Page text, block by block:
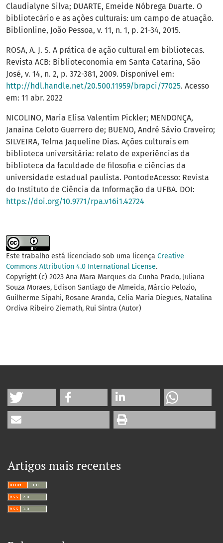
Claudialyne Silva; DUARTE, Emeide Nóbrega Duarte. O
bibliotecário e as ações culturais: um campo de atuação.
Biblionline, João Pessoa, v. 11, n. 1, p. 21-34, 2015.
ROSA, A. J. S. A prática de ação cultural em bibliotecas.
Revista ACB: Biblioteconomia em Santa Catarina, São
José, v. 14, n. 2, p. 372-381, 2009. Disponível em:
http://hdl.handle.net/20.500.11959/brapci/77025. Acesso
em: 11 abr. 2022
NICOLINO, Maria Elisa Valentim Pickler; MENDONÇA,
Janaina Celoto Guerrero de; BUENO, André Sávio Craveiro;
SILVEIRA, Telma Jaqueline Dias. Ações culturais em
biblioteca universitária: relato de experiências da
biblioteca da faculdade de filosofia e ciências da
universidade estadual paulista. PontodeAcesso: Revista
do Instituto de Ciência da Informação da UFBA. DOI:
https://doi.org/10.9771/rpa.v16i1.42724
Este trabalho está licenciado sob uma licença Creative
Commons Attribution 4.0 International License.
Copyright (c) 2023 Ana Mara Marques da Cunha Prado, Juliana
Souza Moraes, Edison Santiago de Almeida, Márcio Pelozio,
Guilherme Sipahi, Rosane Aranda, Celia Maria Diegues, Natalina
Ordiva Ribeiro Ziemath, Rui Sintra (Autor)
Artigos mais recentes